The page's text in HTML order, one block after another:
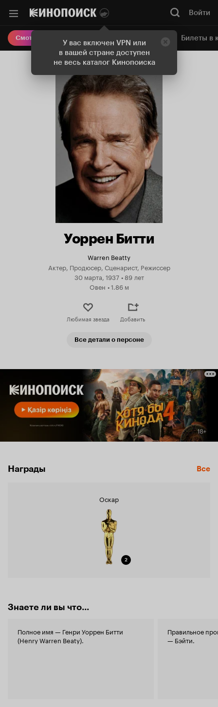
У вас включен VPN или
в вашей стране доступен
не весь каталог Кинопоиска
Войти
Смотреть кино Онлайн-кинотеатр Билеты в
Уоррен Битти
Warren Beatty
Актер, Продюсер, Сценарист, Режиссер
30 марта, 1937 • 89 лет
Овен •1.86 м
Любимая звезда Добавить
Все детали о персоне
Награды Все
Оскар
2
Знаете ли вы что...
Полное имя — Генри Уоррен Битти
(Henry Warren Beaty).
Правильное
— Бэйти.